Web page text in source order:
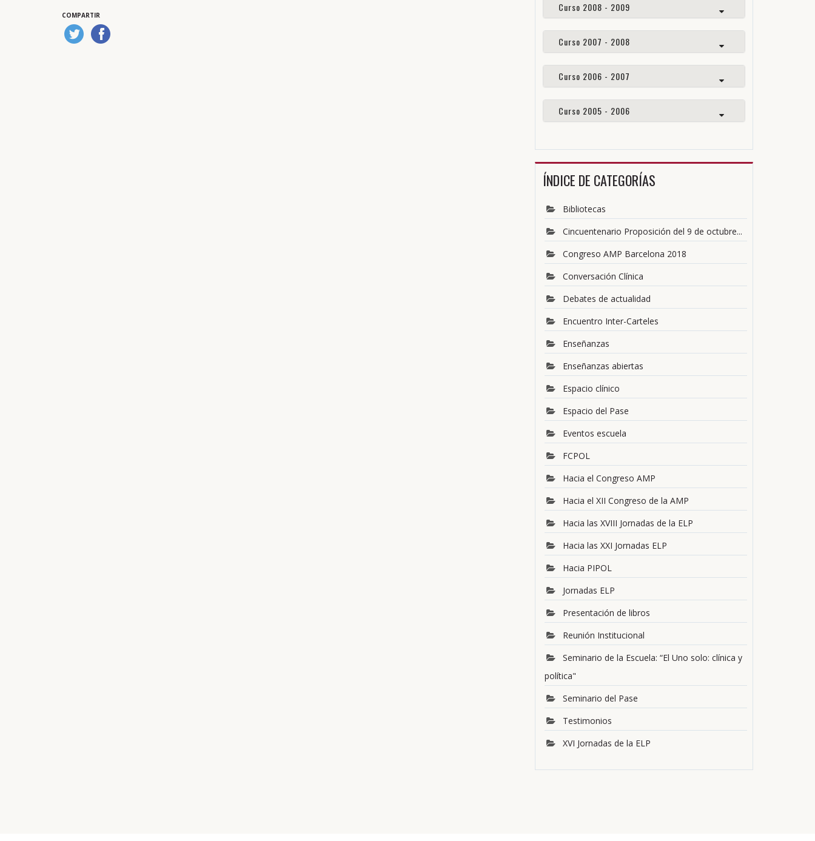
COMPARTIR
Curso 2008 - 2009
Curso 2007 - 2008
Curso 2006 - 2007
Curso 2005 - 2006
ÍNDICE DE CATEGORÍAS
Bibliotecas
Cincuentenario Proposición del 9 de octubre...
Congreso AMP Barcelona 2018
Conversación Clínica
Debates de actualidad
Encuentro Inter-Carteles
Enseñanzas
Enseñanzas abiertas
Espacio clínico
Espacio del Pase
Eventos escuela
FCPOL
Hacia el Congreso AMP
Hacia el XII Congreso de la AMP
Hacia las XVIII Jornadas de la ELP
Hacia las XXI Jornadas ELP
Hacia PIPOL
Jornadas ELP
Presentación de libros
Reunión Institucional
Seminario de la Escuela: “El Uno solo: clínica y
política"
Seminario del Pase
Testimonios
XVI Jornadas de la ELP